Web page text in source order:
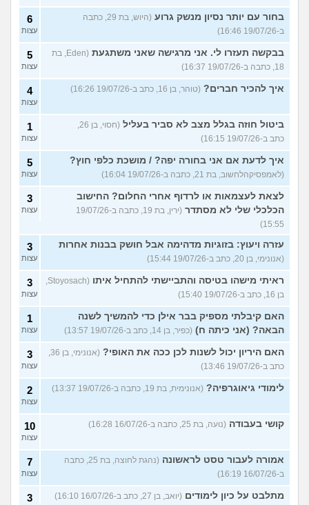
בחור עם יותר נסיון מנשק גרוע
(היוש, בת 29, כתבה
ב-19/07/26 16:46)
6
עצות
בבקשה תעזרו לי. אני מרגישה שאני משתגעת
(Eden, בת
18, כתבה ב-19/07/26 16:37)
5
עצות
איך להכיר חברים? (טוהר, בן 16, כתב ב-19/07/26 16:26) 4
עצות
ביטול חוזה בגלל מצב לא סביר בעליל
(חסוי, בן 26,
כתב ב-19/07/26 16:15)
1
עצות
איך לדעת אם אני בחורה יפה? / מושכת כלפי חוץ?
(לאמפסיקהלחשוב, בת 21, כתבה ב-19/07/26 16:04)
5
עצות
לצאת לעצמאות או לרדוף אחרי החלום? החישוב
הכלכלי שלי לא מסתדר
(ירין, בת 19, כתבה ב-19/07/26
15:55)
3
עצות
עזרה ויעוץ: בזוגיות מדהימה אבל חושק בבנות אחרות
(אנונימי, בן 20, כתב ב-19/07/26 15:44)
3
עצות
ראיתי מישהו בטיסה והתביישתי להתחיל איתו
(Stoyosach,
בן 16, כתב ב-19/07/26 15:40)
3
עצות
האם קיבלתי מספיק בבר אילן כדי להמשיך לשנה
הבאה? (אני כיתה ח) (כפיר, בן 14, כתב ב-19/07/26 13:57)
1
עצות
האם היריון יכול לשנות לכן ככה את האופי?
(אנונימי, בן 36,
כתב ב-19/07/26 13:46)
3
עצות
לימודי גיאוגרפיה? (אנונימית, בת 19, כתבה ב-19/07/26 13:37) 2
עצות
קושי בעבודה (נועה, בת 25, כתבה ב-16/07/26 16:28) 10
עצות
אמורה לעבור טסט לראשונה
(נהגת לחוצה, בת 25, כתבה
ב-16/07/26 16:19)
7
עצות
מתלבט על כיון לימודים (יואב, בן 27, כתב ב-16/07/26 16:10) 3